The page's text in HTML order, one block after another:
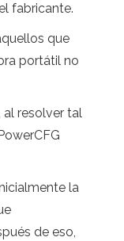
fabricante.
que
portátil no
resolver tal
la
de eso,